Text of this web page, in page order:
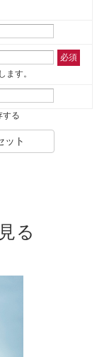
必須
ます。
する
ット
る